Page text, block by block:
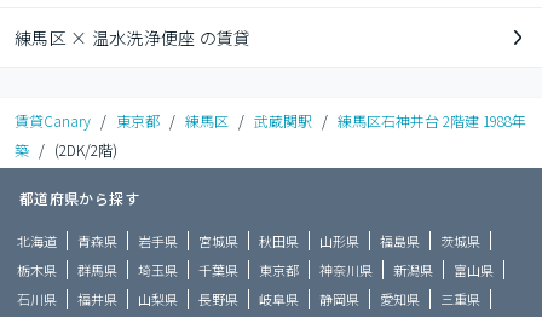
練馬区 × 温水洗浄便座 の賃貸
賃貸Canary / 東京都 / 練馬区 / 武蔵関駅 / 練馬区石神井台 2階建 1988年
築 / (2DK/2階)
都道府県から探す
北海道 青森県 岩手県 宮城県 秋田県 山形県 福島県
茨城県
栃木県
群馬県 埼玉県 千葉県 東京都 神奈川県 新潟県
富山県
石川県
福井県 山梨県 長野県 岐阜県 静岡県 愛知県
三重県